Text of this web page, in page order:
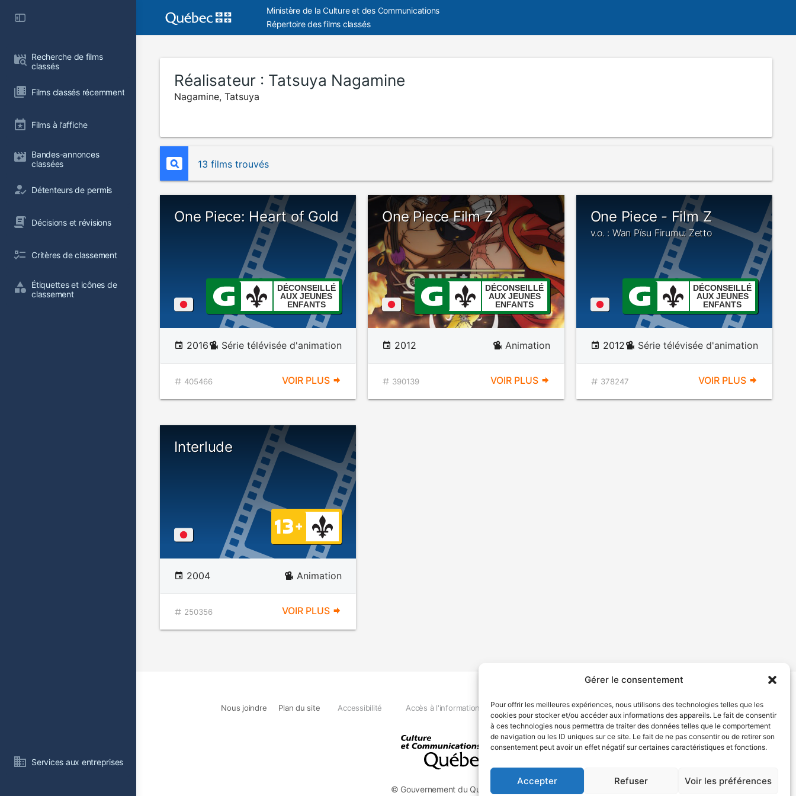
Gérer le consentement
Pour offrir les meilleures expériences, nous utilisons des technologies telles que les
cookies pour stocker et/ou accéder aux informations des appareils. Le fait de consentir
à ces technologies nous permettra de traiter des données telles que le comportement
de navigation ou les ID uniques sur ce site. Le fait de ne pas consentir ou de retirer son
consentement peut avoir un effet négatif sur certaines caractéristiques et fonctions.
Accepter Refuser Voir les préférences
Recherche de films
classés
Films classés récemment
Films à l’affiche
Bandes-annonces
classées
Détenteurs de permis
Décisions et révisions
Critères de classement
Étiquettes et icônes de
classement
Services aux entreprises
Ministère de la Culture et des Communications
Répertoire des films classés
Réalisateur : Tatsuya Nagamine
Nagamine, Tatsuya
13 films trouvés
One Piece: Heart of Gold
DÉCONSEILLÉ
AUX JEUNES
ENFANTS
2016 Série télévisée d'animation
405466 VOIR PLUS
One Piece Film Z
DÉCONSEILLÉ
AUX JEUNES
ENFANTS
2012 Animation
390139 VOIR PLUS
One Piece - Film Z
v.o. : Wan Pïsu Firumu: Zetto
DÉCONSEILLÉ
AUX JEUNES
ENFANTS
2012 Série télévisée d'animation
378247 VOIR PLUS
Interlude
2004 Animation
250356 VOIR PLUS
© Gouvernement du Québec, 2026
Nous joindre Plan du site Accessibilité Accès à l'information Déclaration de services Politique de confidentialité